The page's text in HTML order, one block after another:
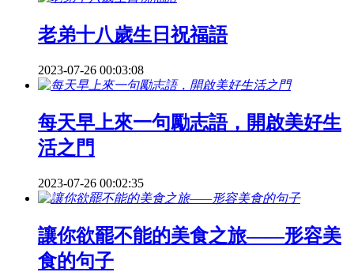
老弟十八歲生日祝福語
2023-07-26 00:03:08
每天早上來一句勵志語，開啟美好生
活之門
2023-07-26 00:02:35
讓你欲罷不能的美食之旅——形容美
食的句子